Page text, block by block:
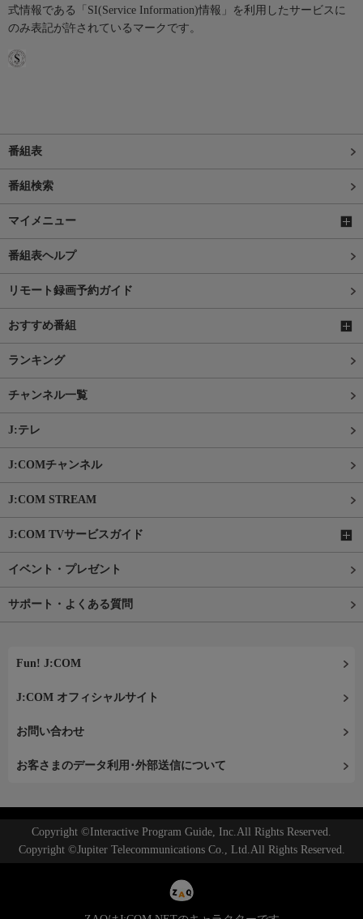
式情報である「SI(Service Information)情報」を利用したサービスに
のみ表記が許されているマークです。
番組表
番組検索
マイメニュー
番組表ヘルプ
リモート録画予約ガイド
おすすめ番組
ランキング
チャンネル一覧
J:テレ
J:COMチャンネル
J:COM STREAM
J:COM TVサービスガイド
イベント・プレゼント
サポート・よくある質問
Fun! J:COM
J:COM オフィシャルサイト
お問い合わせ
お客さまのデータ利用･外部送信について
Copyright ©Interactive Program Guide, Inc.All Rights Reserved.
Copyright ©Jupiter Telecommunications Co., Ltd.All Rights Reserved.